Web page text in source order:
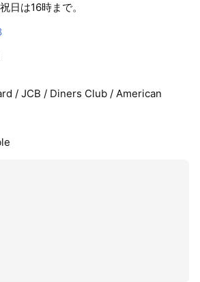
日は16時まで。
/ JCB / Diners Club / American